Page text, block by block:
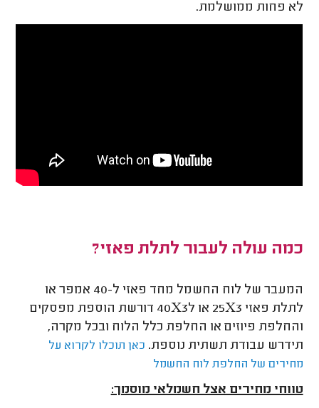
לא פחות ממושלמת.
כמה עולה לעבור לתלת פאזי?
המעבר של לוח החשמל מחד פאזי ל-40 אמפר או
לתלת פאזי 25X3 או ל40X3 דורשת הוספת מפסקים
והחלפת פיוזים או החלפת כלל הלוח ובכל מקרה,
תידרש עבודת תשתית נוספת. כאן תוכלו לקרוא על
מחירים של החלפת לוח החשמל
טווחי מחירים אצל חשמלאי מוסמך: